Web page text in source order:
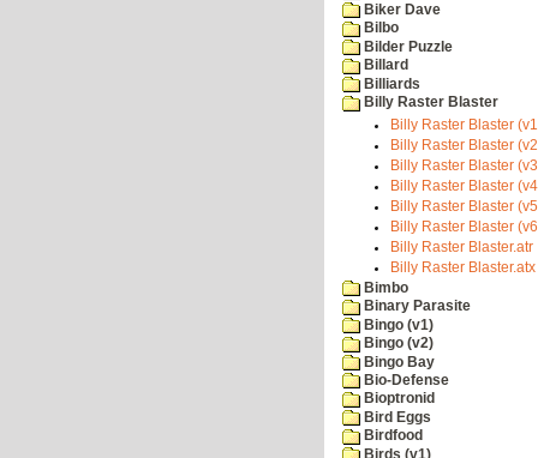
Biker Dave
Bilbo
Bilder Puzzle
Billard
Billiards
Billy Raster Blaster
Billy Raster Blaster
Billy Raster Blaster
Billy Raster Blaster
Billy Raster Blaster
Billy Raster Blaster
Billy Raster Blaster
Billy Raster Blaster.atr
Billy Raster Blaster.atx
Bimbo
Binary Parasite
Bingo (v1)
Bingo (v2)
Bingo Bay
Bio-Defense
Bioptronid
Bird Eggs
Birdfood
Birds (v1)